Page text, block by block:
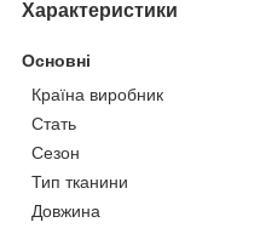
Характеристики
Основні
Країна виробник
Стать
Сезон
Тип тканини
Довжина